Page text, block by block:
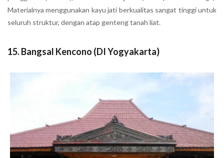
Materialnya menggunakan kayu jati berkualitas sangat tinggi untuk
seluruh struktur, dengan atap genteng tanah liat.
15. Bangsal Kencono (DI Yogyakarta)